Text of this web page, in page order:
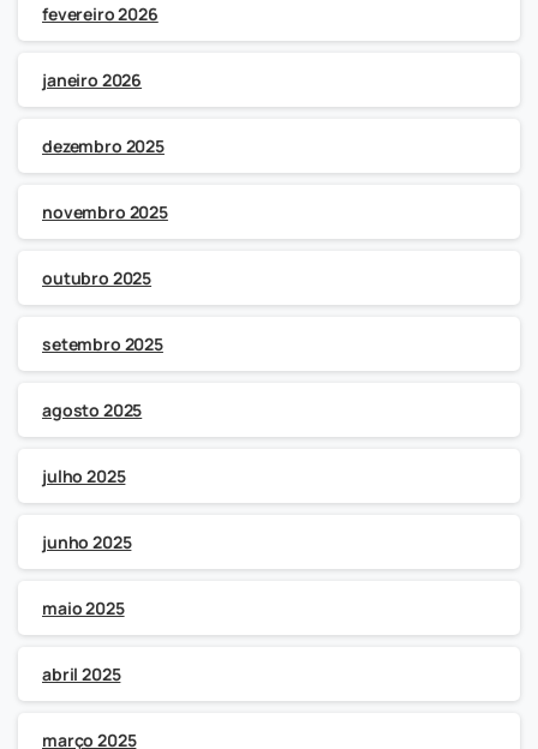
fevereiro 2026
janeiro 2026
dezembro 2025
novembro 2025
outubro 2025
setembro 2025
agosto 2025
julho 2025
junho 2025
maio 2025
abril 2025
março 2025